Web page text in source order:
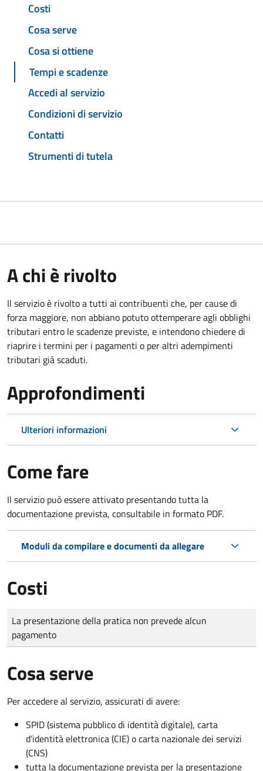
Costi
Cosa serve
Cosa si ottiene
Tempi e scadenze
Accedi al servizio
Condizioni di servizio
Contatti
Strumenti di tutela
A chi è rivolto
Il servizio è rivolto a tutti ai contribuenti che, per cause di
forza maggiore, non abbiano potuto ottemperare agli obblighi
tributari entro le scadenze previste, e intendono chiedere di
riaprire i termini per i pagamenti o per altri adempimenti
tributari già scaduti.
Approfondimenti
Ulteriori informazioni
Come fare
Il servizio può essere attivato presentando tutta la
documentazione prevista, consultabile in formato PDF.
Moduli da compilare e documenti da allegare
Costi
Tipo di pagamento
Importo
La presentazione della pratica non prevede alcun
pagamento
Cosa serve
Per accedere al servizio, assicurati di avere:
SPID (sistema pubblico di identità digitale), carta
d’identità elettronica (CIE) o carta nazionale dei servizi
(CNS)
tutta la documentazione prevista per la presentazione